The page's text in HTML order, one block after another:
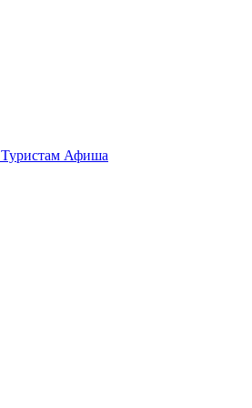
Туристам Афиша